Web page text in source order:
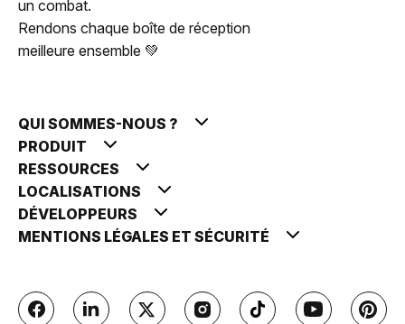
un combat.
Rendons chaque boîte de réception
meilleure ensemble 💚
QUI SOMMES-NOUS ?
PRODUIT
RESSOURCES
LOCALISATIONS
DÉVELOPPEURS
MENTIONS LÉGALES ET SÉCURITÉ